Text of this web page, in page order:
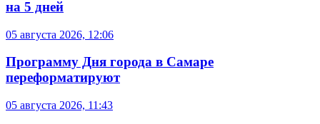
на 5 дней
05 августа 2026, 12:06
Программу Дня города в Самаре
переформатируют
05 августа 2026, 11:43